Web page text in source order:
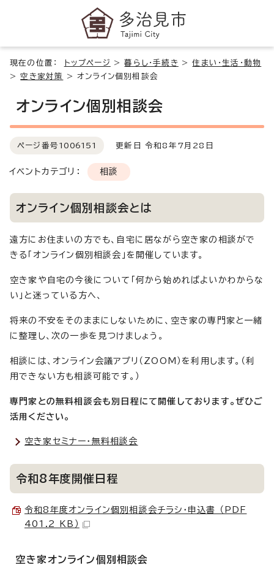
現在の位置： トップページ >暮らし・手続き >住まい・生活・動物
>空き家対策 >オンライン個別相談会
オンライン個別相談会
ページ番号 1006151 更新日 令和8年7月28日
イベントカテゴリ： 相談
オンライン個別相談会とは
遠方にお住まいの方でも、自宅に居ながら空き家の相談がで
きる「オンライン個別相談会」を開催しています。
空き家や自宅の今後について「何から始めればよいかわからな
い」と迷っている方へ、
将来の不安をそのままにしないために、空き家の専門家と一緒
に整理し、次の一歩を見つけましょう。
相談には、オンライン会議アプリ（ZOOM）を利用します。（利
用できない方も相談可能です。）
専門家との無料相談会も別日程にて開催しております。ぜひご
活用ください。
空き家セミナー・無料相談会
令和8年度開催日程
令和8年度オンライン個別相談会チラシ・申込書 （PDF
401.2 KB）
空き家オンライン個別相談会